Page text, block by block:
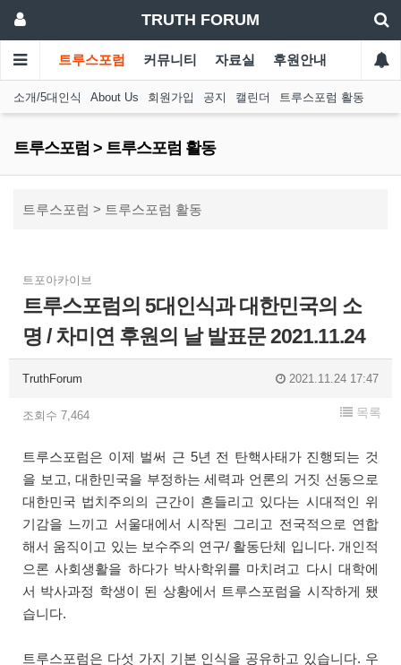
TRUTH FORUM
트루스포럼 커뮤니티 자료실 후원안내
소개/5대인식 About Us 회원가입 공지 캘린더 트루스포럼 활동
트루스포럼 > 트루스포럼 활동
트루스포럼 > 트루스포럼 활동
트포아카이브
트루스포럼의 5대인식과 대한민국의 소
명 / 차미연 후원의 날 발표문 2021.11.24
TruthForum 2021.11.24 17:47
조회수 7,464 목록
트루스포럼은 이제 벌써 근 5년 전 탄핵사태가 진행되는 것
을 보고, 대한민국을 부정하는 세력과 언론의 거짓 선동으로
대한민국 법치주의의 근간이 흔들리고 있다는 시대적인 위
기감을 느끼고 서울대에서 시작된 그리고 전국적으로 연합
해서 움직이고 있는 보수주의 연구/ 활동단체 입니다. 개인적
으론 사회생활을 하다가 박사학위를 마치려고 다시 대학에
서 박사과정 학생이 된 상황에서 트루스포럼을 시작하게 됐
습니다.
트루스포럼은 다섯 가지 기본 인식을 공유하고 있습니다. 우